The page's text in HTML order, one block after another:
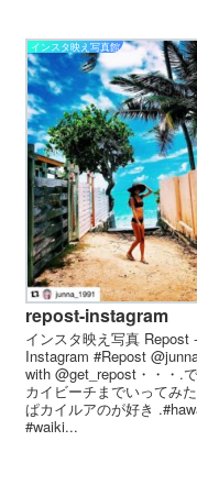
インスタ映え写真館
repost-instagram
インスタ映え写真 Repost
Instagram #Repost
with @get_repost・・・.
カイビーチまでいってみ
ぱカイルアのが好き
#waiki...